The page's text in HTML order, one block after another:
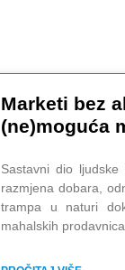
Marketi bez
(ne)moguća
Sastavni dio
razmjena dobara,
trampa u naturi
mahalskih